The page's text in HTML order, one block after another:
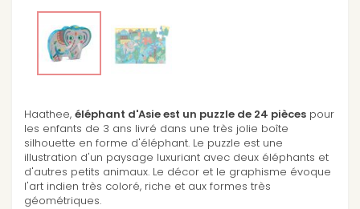
Haathee, éléphant d'Asie est un puzzle de 24 pièces pour
les enfants de 3 ans livré dans une très jolie boîte
silhouette en forme d'éléphant. Le puzzle est une
illustration d'un paysage luxuriant avec deux éléphants et
d'autres petits animaux. Le décor et le graphisme évoque
l'art indien très coloré, riche et aux formes très
géométriques.